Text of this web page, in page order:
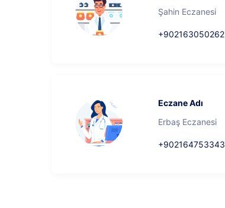
Şahin Eczanesi
+902163050262
Eczane Adı
Erbaş Eczanesi
+902164753343